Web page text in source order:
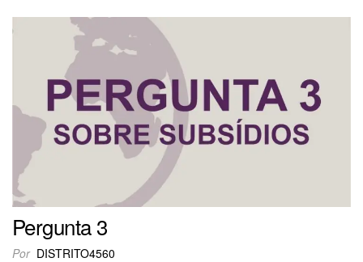
Pergunta 3
Por DISTRITO4560